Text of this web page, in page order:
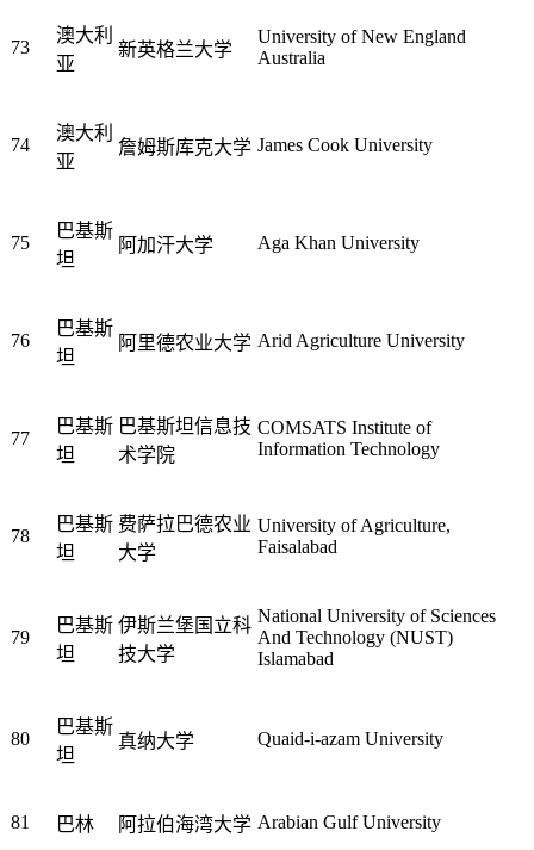
73
澳大利
亚
新英格兰大学
University of New England
Australia
74
澳大利
亚
詹姆斯库克大学 James Cook University
75
巴基斯
坦
阿加汗大学 Aga Khan University
76
巴基斯
坦
阿里德农业大学 Arid Agriculture University
77
巴基斯
坦
巴基斯坦信息技
术学院
COMSATS Institute of
Information Technology
78
巴基斯
坦
费萨拉巴德农业
大学
University of Agriculture,
Faisalabad
79
巴基斯
坦
伊斯兰堡国立科
技大学
National University of Sciences
And Technology (NUST)
Islamabad
80
巴基斯
坦
真纳大学 Quaid-i-azam University
81 巴林 阿拉伯海湾大学 Arabian Gulf University